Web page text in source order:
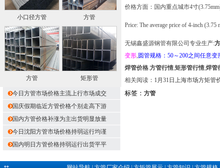
小口径方管 方管
方管 矩形管
今日方管市场价格主流上行市场成交
国庆假期临近方管价格个别走高下游
国内方管价格补涨为主出货明显放量
今日沈阳方管市场价格持弱运行均谨
国内明日方管价格持弱运行出货平平
价格方面：国内重点城市4寸
Price: The average price of 4-inch (3.75
无锡鑫盛源钢管有限公司专业生产:
变形, 圆管规格：50～200之间任意变
焊管价格.方管行情,矩形管行情,焊管
相关阅读： 1月31日上海市场方矩管
标签： 方管